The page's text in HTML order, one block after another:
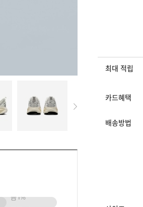
큼1%
최대 적립
카드혜택
배송방법